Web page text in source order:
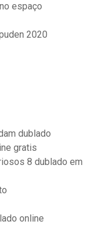
espaço
2020
dublado
gratis
8 dublado em
online